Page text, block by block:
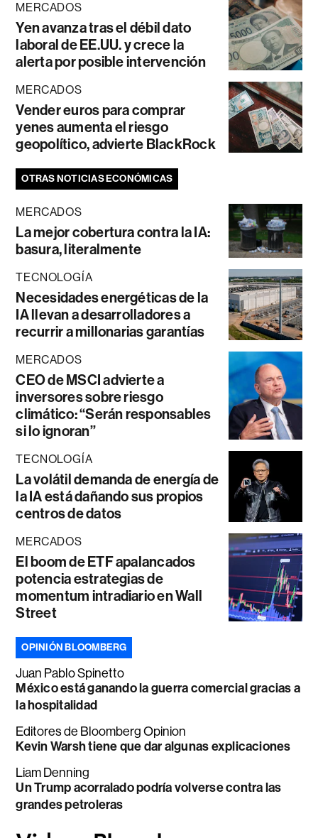
MERCADOS
Yen avanza tras el débil dato
laboral de EE.UU. y crece la
alerta por posible intervención
MERCADOS
Vender euros para comprar
yenes aumenta el riesgo
geopolítico, advierte BlackRock
OTRAS NOTICIAS ECONÓMICAS
MERCADOS
La mejor cobertura contra la IA:
basura, literalmente
TECNOLOGÍA
Necesidades energéticas de la
IA llevan a desarrolladores a
recurrir a millonarias garantías
MERCADOS
CEO de MSCI advierte a
inversores sobre riesgo
climático: “Serán responsables
si lo ignoran”
TECNOLOGÍA
La volátil demanda de energía de
la IA está dañando sus propios
centros de datos
MERCADOS
El boom de ETF apalancados
potencia estrategias de
momentum intradiario en Wall
Street
OPINIÓN BLOOMBERG
Juan Pablo Spinetto
México está ganando la guerra comercial gracias a
la hospitalidad
Editores de Bloomberg Opinion
Kevin Warsh tiene que dar algunas explicaciones
Liam Denning
Un Trump acorralado podría volverse contra las
grandes petroleras